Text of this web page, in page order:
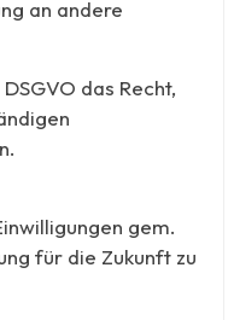
an andere
das Recht,
gem.
für die Zukunft zu